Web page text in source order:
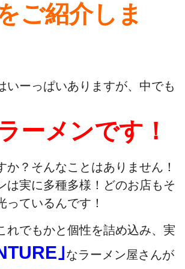
ご紹介しま
いーっぱいありますが、中でも
ーメンです！
か？そんなことはありません！
は実に多種多様！どのお店もそ
っているんです！
れでもかと個性を詰め込み、実
｣なラーメン屋さんが